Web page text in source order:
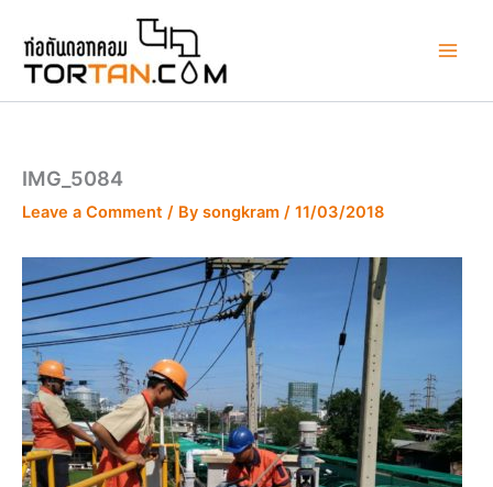
content
IMG_5084
Leave a Comment / By songkram / 11/03/2018